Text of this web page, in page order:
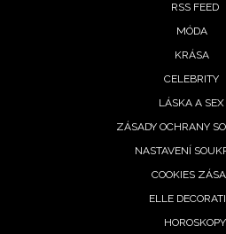
NEWSLETTER
Přihlášením k newsletteru
podmínkami společnosti
RSS FEED
MÓDA
KRÁSA
CELEBRITY
LÁSKA A SEX
ZÁSADY OCHRANY
NASTAVENÍ
COOKIES
ELLE
HOROSKOPY